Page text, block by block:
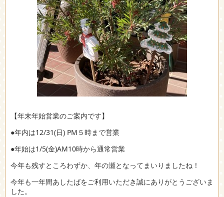
【年末年始営業のご案内です】
●年内は12/31(日) PM５時まで営業
●年始は1/5(金)AM10時から通常営業
今年も残すところわずか、年の瀬となってまいりましたね！
今年も一年間あしたばをご利用いただき誠にありがとうございま
した。